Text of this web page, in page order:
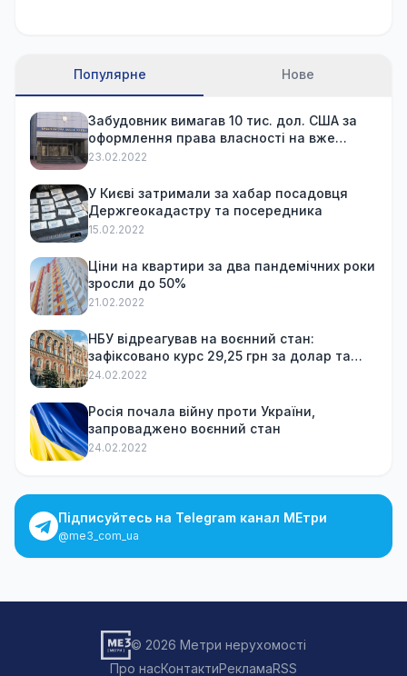
Популярне Нове
Забудовник вимагав 10 тис. дол. США за
оформлення права власності на вже
куплену квартиру
23.02.2022
У Києві затримали за хабар посадовця
Держгеокадастру та посередника
15.02.2022
Ціни на квартири за два пандемічних роки
зросли до 50%
21.02.2022
НБУ відреагував на воєнний стан:
зафіксовано курс 29,25 грн за долар та
обмежив зняття готівки
24.02.2022
Росія почала війну проти України,
запроваджено воєнний стан
24.02.2022
Підписуйтесь на Telegram канал МЕтри
@me3_com_ua
© 2026 Метри нерухомості
Про насКонтактиРекламаRSS